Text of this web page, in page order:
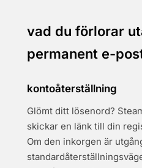
vad du förlorar
permanent e-
kontoåterställning
Glömt ditt lösenord?
skickar en länk till din
Om den inkorgen är